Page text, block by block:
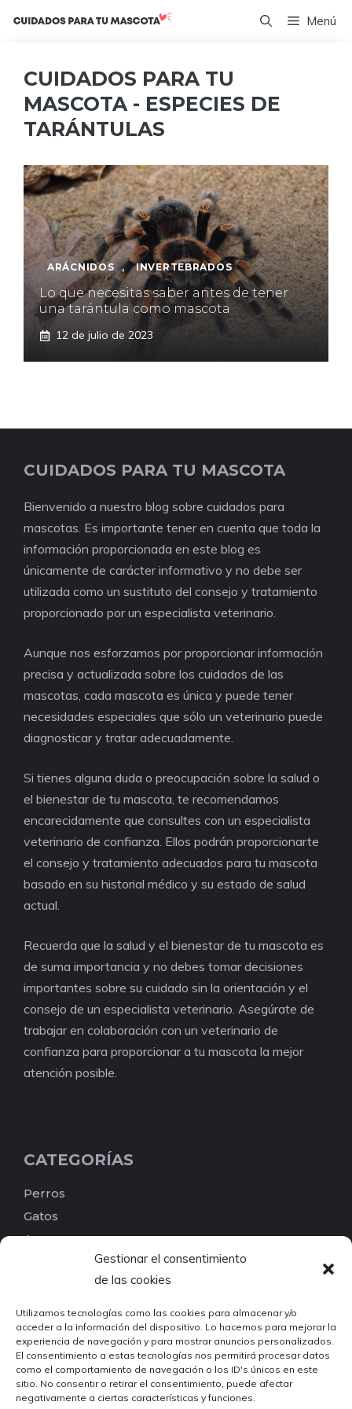
Gestionar el consentimiento
de las cookies
Utilizamos tecnologías como las cookies para almacenar y/o
acceder a la información del dispositivo. Lo hacemos para mejorar la
experiencia de navegación y para mostrar anuncios personalizados.
El consentimiento a estas tecnologías nos permitirá procesar datos
como el comportamiento de navegación o los ID's únicos en este
sitio. No consentir o retirar el consentimiento, puede afectar
negativamente a ciertas características y funciones.
Menú
CUIDADOS PARA TU
MASCOTA - ESPECIES DE
TARÁNTULAS
ARÁCNIDOS , INVERTEBRADOS
Lo que necesitas saber antes de tener
una tarántula como mascota
12 de julio de 2023
CUIDADOS PARA TU MASCOTA
Bienvenido a nuestro blog sobre cuidados para
mascotas. Es importante tener en cuenta que toda la
información proporcionada en este blog es
únicamente de carácter informativo y no debe ser
utilizada como un sustituto del consejo y tratamiento
proporcionado por un especialista veterinario.
Aunque nos esforzamos por proporcionar información
precisa y actualizada sobre los cuidados de las
mascotas, cada mascota es única y puede tener
necesidades especiales que sólo un veterinario puede
diagnosticar y tratar adecuadamente.
Si tienes alguna duda o preocupación sobre la salud o
el bienestar de tu mascota, te recomendamos
encarecidamente que consultes con un especialista
veterinario de confianza. Ellos podrán proporcionarte
el consejo y tratamiento adecuados para tu mascota
basado en su historial médico y su estado de salud
actual.
Recuerda que la salud y el bienestar de tu mascota es
de suma importancia y no debes tomar decisiones
importantes sobre su cuidado sin la orientación y el
consejo de un especialista veterinario. Asegúrate de
trabajar en colaboración con un veterinario de
confianza para proporcionar a tu mascota la mejor
atención posible.
CATEGORÍAS
Perros
Gatos
Aves
Pequeños mamíferos
Roedores
Invertebrados
Otros
Busca por etiquetas